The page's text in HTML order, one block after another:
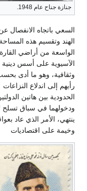
جنازة جناح عام 1948.
السعي باتجاه الانفصال
الهند وتقسيم هذه المساحة
الواسعة من أراضي القارة
الآسيوية على أسس دينية
وثقافية، وهو ما أدى
رأيهم إلى اندلاع النزاعات
الحدودية بين هاتين
ودخولهما في سباق تسلح
ينتهي، الأمر الذي عاد
وخيمة على اقتصاديات